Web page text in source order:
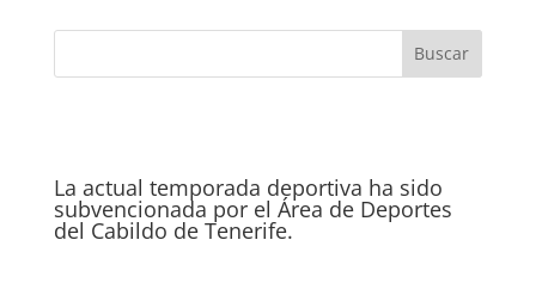
La actual temporada deportiva ha sido
subvencionada por el Área de Deportes
del Cabildo de Tenerife.